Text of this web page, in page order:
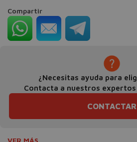
Compartir
¿Necesitas ayuda para
Contacta a nuestros
CONTACTAR
VER MÁS